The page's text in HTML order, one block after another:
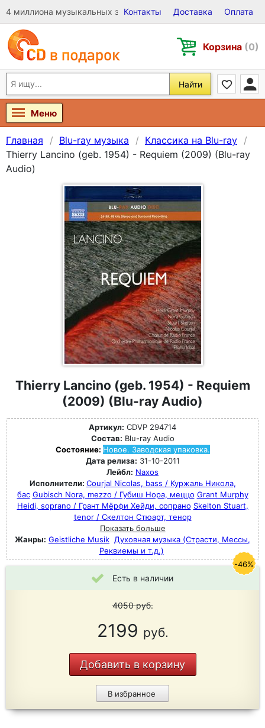
4 миллиона музыкальных записей на Виниле, CD и DVD
Контакты Доставка Оплата
Корзина (0)
Найти
Меню
Главная Blu-ray музыка
Классика на Blu-ray
Thierry Lancino (geb. 1954) - Requiem (2009) (Blu-ray
Audio)
Thierry Lancino (geb. 1954) - Requiem
(2009) (Blu-ray Audio)
Артикул: CDVP 294714
Состав: Blu-ray Audio
Состояние: Новое. Заводская упаковка.
Дата релиза: 31-10-2011
Лейбл: Naxos
Исполнители: Courjal Nicolas, bass / Куржаль Никола,
бас Gubisch Nora, mezzo / Губиш Нора, меццо Grant Murphy
Heidi, soprano / Грант Мёрфи Хейди, сопрано Skelton Stuart,
tenor / Скелтон Стюарт, тенор
Показать больше
Жанры: Geistliche Musik Духовная музыка (Страсти, Мессы,
Реквиемы и т.д.)
Есть в наличии
4050руб.
2199 руб.
Добавить в корзину
В избранное
-46%